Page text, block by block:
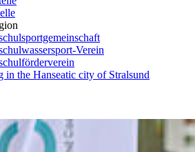
Verein
in the Hanseatic city of Stralsund